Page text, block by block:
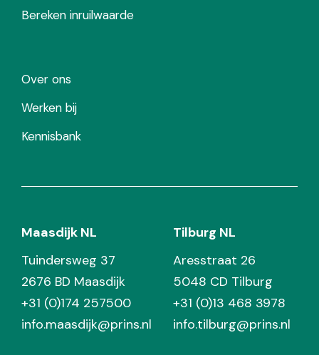
Bereken inruilwaarde
Over ons
Werken bij
Kennisbank
Maasdijk NL
Tuindersweg 37
2676 BD Maasdijk
+31 (0)174 257500
info.maasdijk@prins.nl
Tilburg NL
Aresstraat 26
5048 CD Tilburg
+31 (0)13 468 3978
info.tilburg@prins.nl